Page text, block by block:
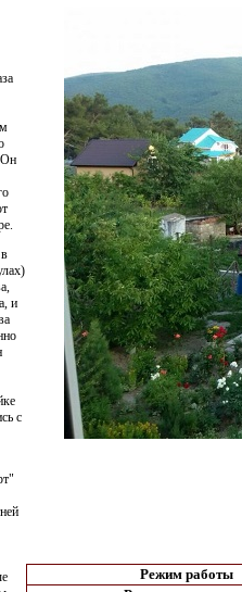
Он
и
с
Режим работы